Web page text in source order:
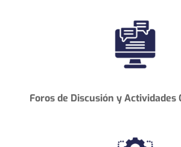
Foros de DiscusiónyActividades